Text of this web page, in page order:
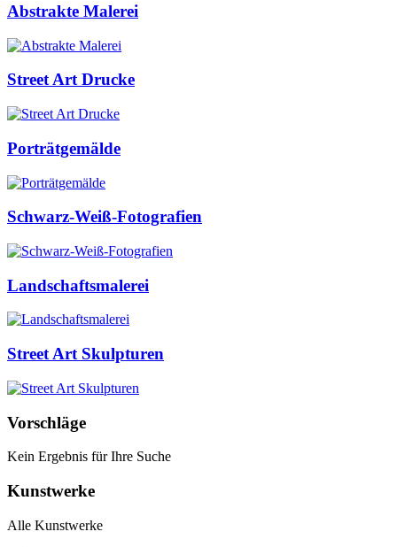
Abstrakte Malerei
Street Art Drucke
Porträtgemälde
Schwarz-Weiß-Fotografien
Landschaftsmalerei
Street Art Skulpturen
Vorschläge
Kein Ergebnis für Ihre Suche
Kunstwerke
Alle Kunstwerke